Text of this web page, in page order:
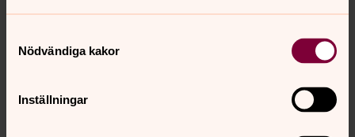
Nödvändiga kakor
Inställningar